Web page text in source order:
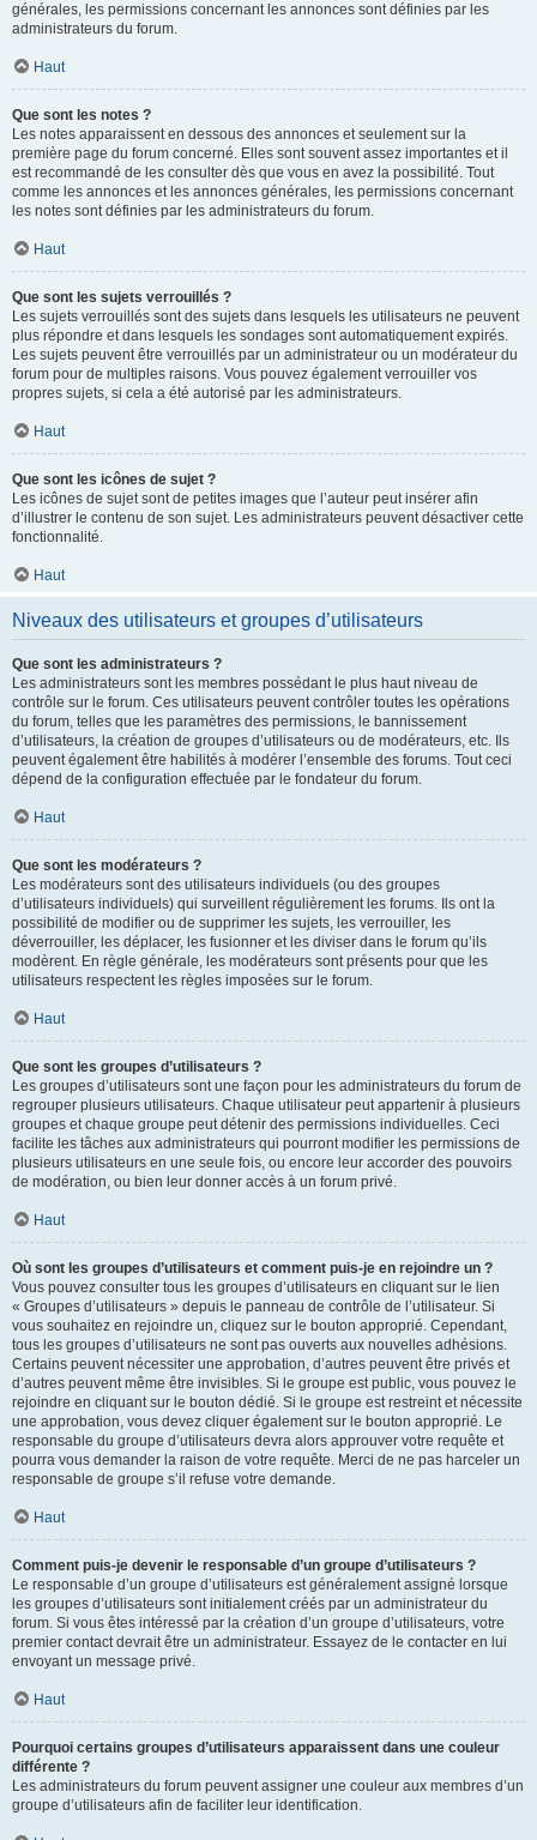
générales, les permissions concernant les annonces sont définies par les
administrateurs du forum.
Haut
Que sont les notes ?
Les notes apparaissent en dessous des annonces et seulement sur la
première page du forum concerné. Elles sont souvent assez importantes et il
est recommandé de les consulter dès que vous en avez la possibilité. Tout
comme les annonces et les annonces générales, les permissions concernant
les notes sont définies par les administrateurs du forum.
Haut
Que sont les sujets verrouillés ?
Les sujets verrouillés sont des sujets dans lesquels les utilisateurs ne peuvent
plus répondre et dans lesquels les sondages sont automatiquement expirés.
Les sujets peuvent être verrouillés par un administrateur ou un modérateur du
forum pour de multiples raisons. Vous pouvez également verrouiller vos
propres sujets, si cela a été autorisé par les administrateurs.
Haut
Que sont les icônes de sujet ?
Les icônes de sujet sont de petites images que l’auteur peut insérer afin
d’illustrer le contenu de son sujet. Les administrateurs peuvent désactiver cette
fonctionnalité.
Haut
Niveaux des utilisateurs et groupes d’utilisateurs
Que sont les administrateurs ?
Les administrateurs sont les membres possédant le plus haut niveau de
contrôle sur le forum. Ces utilisateurs peuvent contrôler toutes les opérations
du forum, telles que les paramètres des permissions, le bannissement
d’utilisateurs, la création de groupes d’utilisateurs ou de modérateurs, etc. Ils
peuvent également être habilités à modérer l’ensemble des forums. Tout ceci
dépend de la configuration effectuée par le fondateur du forum.
Haut
Que sont les modérateurs ?
Les modérateurs sont des utilisateurs individuels (ou des groupes
d’utilisateurs individuels) qui surveillent régulièrement les forums. Ils ont la
possibilité de modifier ou de supprimer les sujets, les verrouiller, les
déverrouiller, les déplacer, les fusionner et les diviser dans le forum qu’ils
modèrent. En règle générale, les modérateurs sont présents pour que les
utilisateurs respectent les règles imposées sur le forum.
Haut
Que sont les groupes d’utilisateurs ?
Les groupes d’utilisateurs sont une façon pour les administrateurs du forum de
regrouper plusieurs utilisateurs. Chaque utilisateur peut appartenir à plusieurs
groupes et chaque groupe peut détenir des permissions individuelles. Ceci
facilite les tâches aux administrateurs qui pourront modifier les permissions de
plusieurs utilisateurs en une seule fois, ou encore leur accorder des pouvoirs
de modération, ou bien leur donner accès à un forum privé.
Haut
Où sont les groupes d’utilisateurs et comment puis-je en rejoindre un ?
Vous pouvez consulter tous les groupes d’utilisateurs en cliquant sur le lien
« Groupes d’utilisateurs » depuis le panneau de contrôle de l’utilisateur. Si
vous souhaitez en rejoindre un, cliquez sur le bouton approprié. Cependant,
tous les groupes d’utilisateurs ne sont pas ouverts aux nouvelles adhésions.
Certains peuvent nécessiter une approbation, d’autres peuvent être privés et
d’autres peuvent même être invisibles. Si le groupe est public, vous pouvez le
rejoindre en cliquant sur le bouton dédié. Si le groupe est restreint et nécessite
une approbation, vous devez cliquer également sur le bouton approprié. Le
responsable du groupe d’utilisateurs devra alors approuver votre requête et
pourra vous demander la raison de votre requête. Merci de ne pas harceler un
responsable de groupe s’il refuse votre demande.
Haut
Comment puis-je devenir le responsable d’un groupe d’utilisateurs ?
Le responsable d’un groupe d’utilisateurs est généralement assigné lorsque
les groupes d’utilisateurs sont initialement créés par un administrateur du
forum. Si vous êtes intéressé par la création d’un groupe d’utilisateurs, votre
premier contact devrait être un administrateur. Essayez de le contacter en lui
envoyant un message privé.
Haut
Pourquoi certains groupes d’utilisateurs apparaissent dans une couleur
différente ?
Les administrateurs du forum peuvent assigner une couleur aux membres d’un
groupe d’utilisateurs afin de faciliter leur identification.